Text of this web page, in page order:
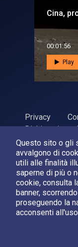
Questo sito o gli
avvalgono di
utili alle finalità
saperne di più o
cookie, consulta
banner,
proseguendo la
acconsenti
Cina,
00:01:56
Play
Privacy
Dichiarazione
ASI Agenzia
Sviluppato daLPM
Seguici su:
Asi su